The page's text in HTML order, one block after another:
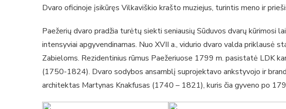
Dvaro oficinoje įsikūręs Vilkaviškio krašto muziejus, turintis meno ir
Paežerių dvaro pradžia turėtų siekti seniausių Sūduvos dvarų kūrimosi
intensyviai apgyvendinamas. Nuo XVII a., vidurio dvaro valda priklausė
Zabieloms. Rezidentinius rūmus Paežeriuose 1799 m. pasistatė LDK
(1750-1824). Dvaro sodybos ansamblį suprojektavo ankstyvojo ir
architektas Martynas Knakfusas (1740 – 1821), kuris čia gyveno po